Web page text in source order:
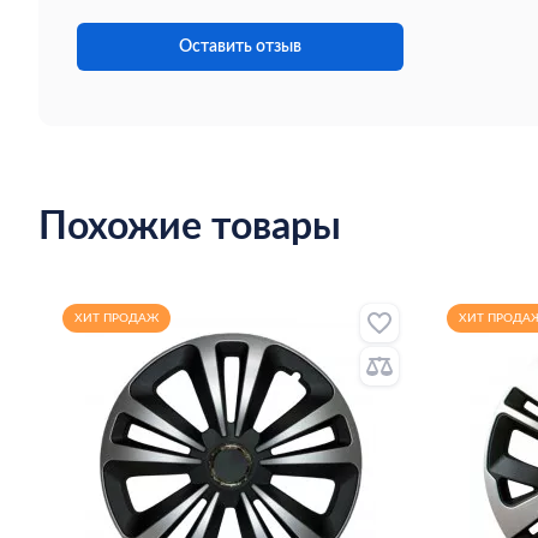
Оставить отзыв
Похожие товары
ХИТ ПРОДАЖ ХИТ